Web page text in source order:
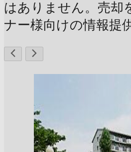
はありません。売却
ナー様向けの情報提